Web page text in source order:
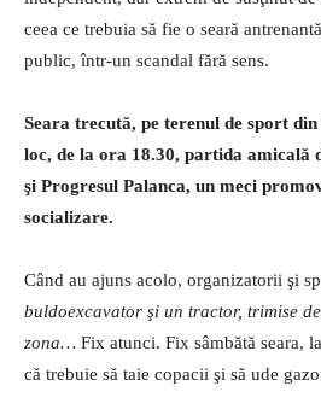
ceea ce trebuia să fie o seară
public, într-un scandal fără sens.
Seara trecută, pe terenul de sport
loc, de la ora 18.30, partida amicală
şi Progresul Palanca, un meci
socializare.
Când au ajuns acolo, organizatorii şi
buldoexcavator şi un tractor, trimise
zona… Fix atunci. Fix sâmbătă seara,
că trebuie să taie copacii şi să ude